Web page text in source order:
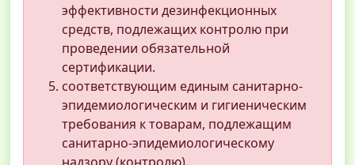
эффективности дезинфекционных
средств, подлежащих контролю при
проведении обязательной
сертификации.
соответствующим единым санитарно-
эпидемиологическим и гигиеническим
требования к товарам, подлежащим
санитарно-эпидемиологическому